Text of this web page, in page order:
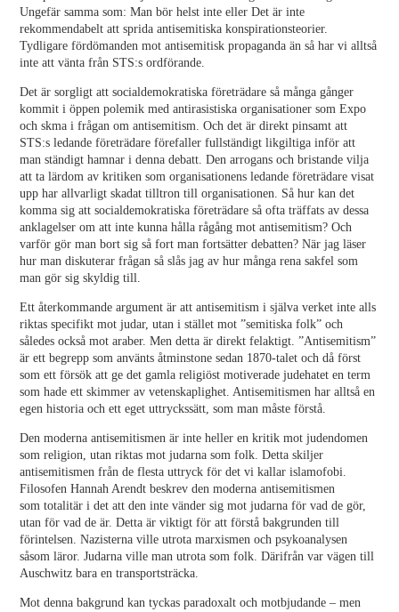
Ungefär samma som: Man bör helst inte eller Det är inte
rekommendabelt att sprida antisemitiska konspirationsteorier.
Tydligare fördömanden mot antisemitisk propaganda än så har vi alltså
inte att vänta från STS:s ordförande.
Det är sorgligt att socialdemokratiska företrädare så många gånger
kommit i öppen polemik med antirasistiska organisationer som Expo
och skma i frågan om antisemitism. Och det är direkt pinsamt att
STS:s ledande företrädare förefaller fullständigt likgiltiga inför att
man ständigt hamnar i denna debatt. Den arrogans och bristande vilja
att ta lärdom av kritiken som organisationens ledande företrädare visat
upp har allvarligt skadat tilltron till organisationen. Så hur kan det
komma sig att socialdemokratiska företrädare så ofta träffats av dessa
anklagelser om att inte kunna hålla rågång mot antisemitism? Och
varför gör man bort sig så fort man fortsätter debatten? När jag läser
hur man diskuterar frågan så slås jag av hur många rena sakfel som
man gör sig skyldig till.
Ett återkommande argument är att antisemitism i själva verket inte alls
riktas specifikt mot judar, utan i stället mot ”semitiska folk” och
således också mot araber. Men detta är direkt felaktigt. ”Antisemitism”
är ett begrepp som använts åtminstone sedan 1870-talet och då först
som ett försök att ge det gamla religiöst motiverade judehatet en term
som hade ett skimmer av vetenskaplighet. Antisemitismen har alltså en
egen historia och ett eget uttryckssätt, som man måste förstå.
Den moderna antisemitismen är inte heller en kritik mot judendomen
som religion, utan riktas mot judarna som folk. Detta skiljer
antisemitismen från de flesta uttryck för det vi kallar islamofobi.
Filosofen Hannah Arendt beskrev den moderna antisemitismen
som totalitär i det att den inte vänder sig mot judarna för vad de gör,
utan för vad de är. Detta är viktigt för att förstå bakgrunden till
förintelsen. Nazisterna ville utrota marxismen och psykoanalysen
såsom läror. Judarna ville man utrota som folk. Därifrån var vägen till
Auschwitz bara en transportsträcka.
Mot denna bakgrund kan tyckas paradoxalt och motbjudande – men